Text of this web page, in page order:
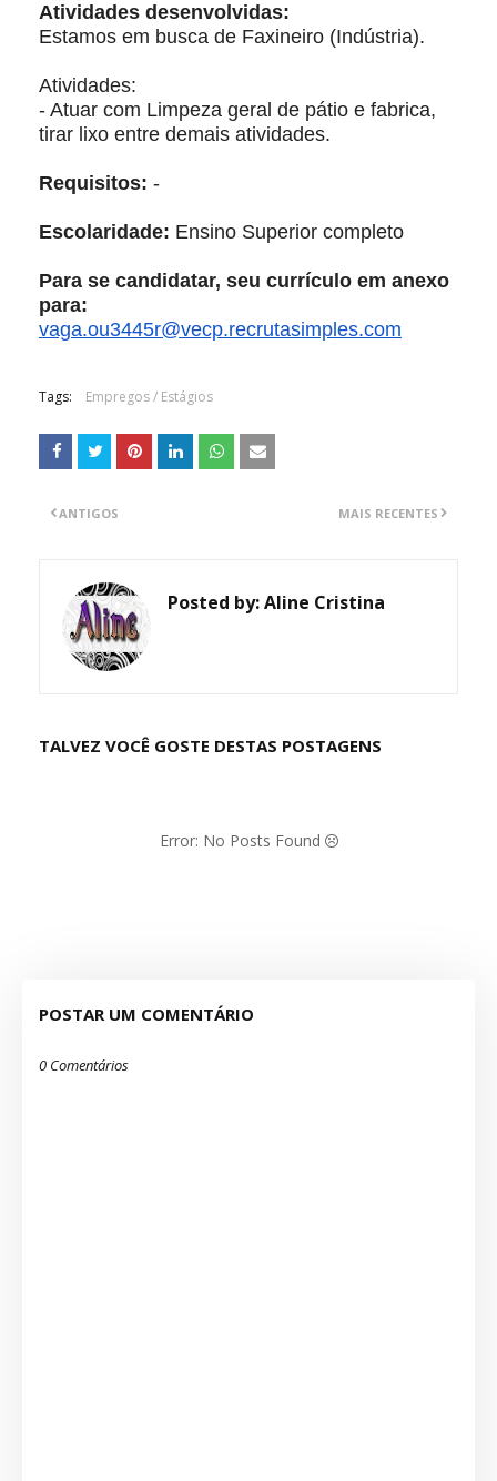
Atividades desenvolvidas:
Estamos em busca de Faxineiro (Indústria).
Atividades:
- Atuar com Limpeza geral de pátio e fabrica,
tirar lixo entre demais atividades.
Requisitos: -
Escolaridade: Ensino Superior completo
Para se candidatar, seu currículo em anexo
para:
vaga.ou3445r@vecp.recrutasimples.com
Tags: Empregos / Estágios
MAIS RECENTES
ANTIGOS
Posted by:Aline Cristina
TALVEZ VOCÊ GOSTE DESTAS POSTAGENS
Error: No Posts Found
POSTAR UM COMENTÁRIO
0 Comentários